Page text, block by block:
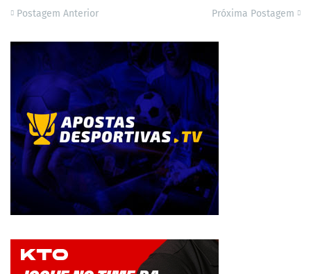
Postagem Anterior Próxima Postagem